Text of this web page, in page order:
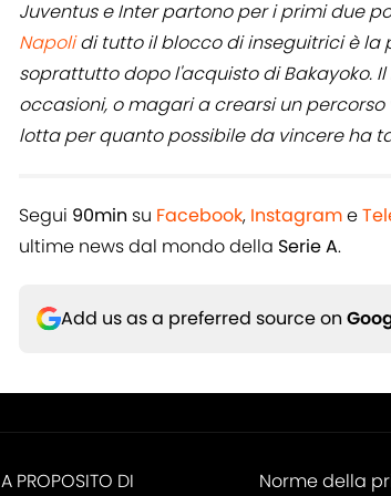
Juventus e Inter partono per i primi due
Napolidi tutto il blocco di inseguitrici è la
soprattutto dopo l'acquisto di Bakayoko.
occasioni, o magari a crearsi un
lotta per quanto possibile da vincere ha
Segui 90min su Facebook, Instagrame
ultime news dal mondo della Serie A.
Add us as a preferred source on
A PROPOSITO DI
Norme della